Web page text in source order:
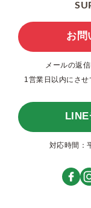
お問
メールの返
1営業日以内にさせ
対応時間：